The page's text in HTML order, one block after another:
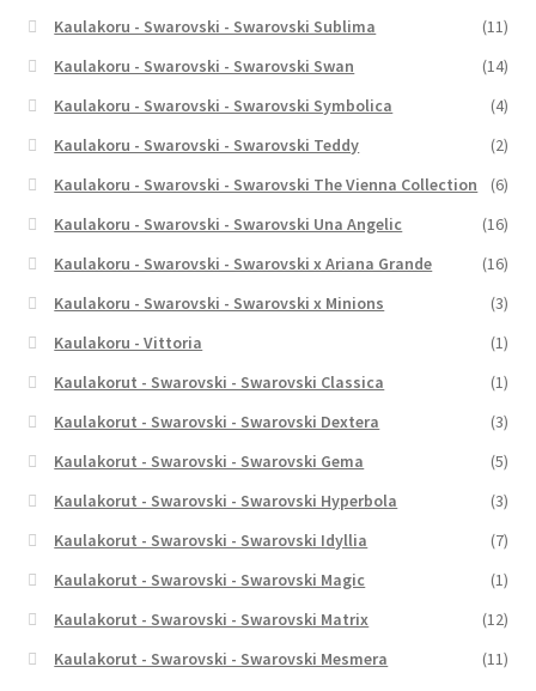
Kaulakoru - Swarovski - Swarovski Sublima
(11)
Kaulakoru - Swarovski - Swarovski Swan
(14)
Kaulakoru - Swarovski - Swarovski Symbolica
(4)
Kaulakoru - Swarovski - Swarovski Teddy
(2)
Kaulakoru - Swarovski - Swarovski The Vienna Collection
(6)
Kaulakoru - Swarovski - Swarovski Una Angelic
(16)
Kaulakoru - Swarovski - Swarovski x Ariana Grande
(16)
Kaulakoru - Swarovski - Swarovski x Minions
(3)
Kaulakoru - Vittoria
(1)
Kaulakorut - Swarovski - Swarovski Classica
(1)
Kaulakorut - Swarovski - Swarovski Dextera
(3)
Kaulakorut - Swarovski - Swarovski Gema
(5)
Kaulakorut - Swarovski - Swarovski Hyperbola
(3)
Kaulakorut - Swarovski - Swarovski Idyllia
(7)
Kaulakorut - Swarovski - Swarovski Magic
(1)
Kaulakorut - Swarovski - Swarovski Matrix
(12)
Kaulakorut - Swarovski - Swarovski Mesmera
(11)